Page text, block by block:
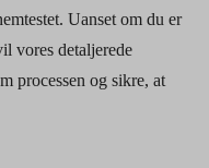
Uanset om du er
vores detaljerede
processen og sikre, at